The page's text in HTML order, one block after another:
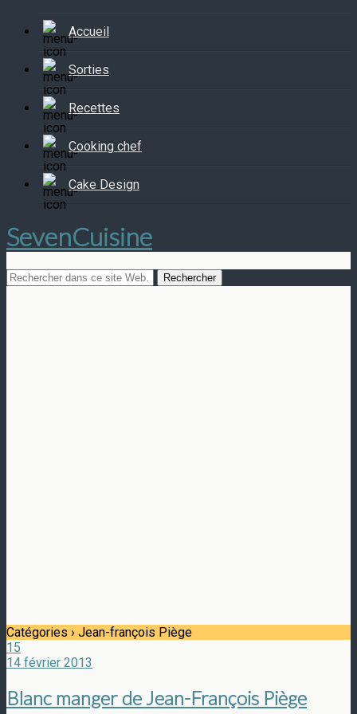
Accueil
Sorties
Recettes
Cooking chef
Cake Design
SevenCuisine
Catégories › Jean-françois Piège
15
14 février 2013
Blanc manger de Jean-François Piège